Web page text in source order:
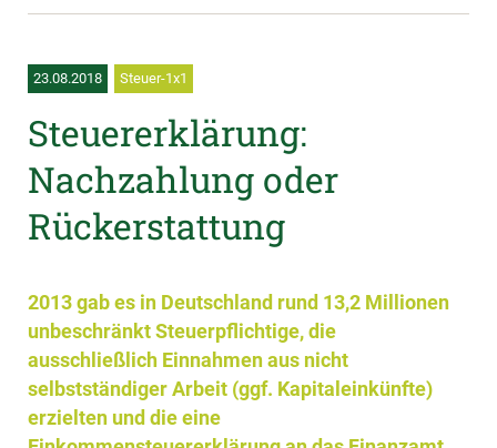
23.08.2018 Steuer-1x1
Steuererklärung:
Nachzahlung oder
Rückerstattung
2013 gab es in Deutschland rund 13,2 Millionen
unbeschränkt Steuerpflichtige, die
ausschließlich Einnahmen aus nicht
selbstständiger Arbeit (ggf. Kapitaleinkünfte)
erzielten und die eine